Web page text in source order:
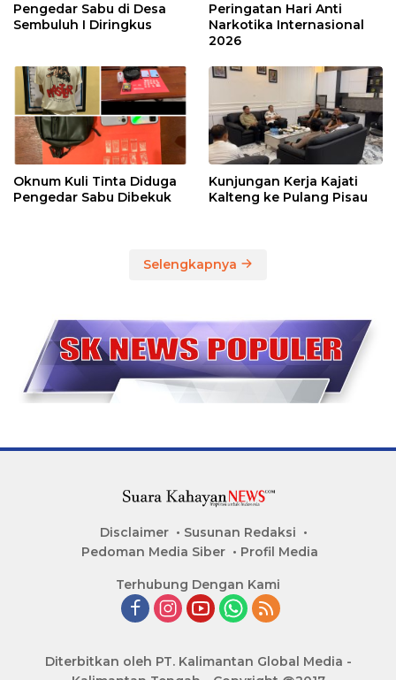
Pengedar Sabu di Desa
Sembuluh I Diringkus
Peringatan Hari Anti
Narkotika Internasional
2026
Oknum Kuli Tinta Diduga
Pengedar Sabu Dibekuk
Kunjungan Kerja Kajati
Kalteng ke Pulang Pisau
Selengkapnya
Disclaimer
Susunan Redaksi
Pedoman Media Siber
Profil Media
Terhubung Dengan Kami
Diterbitkan oleh PT. Kalimantan Global Media -